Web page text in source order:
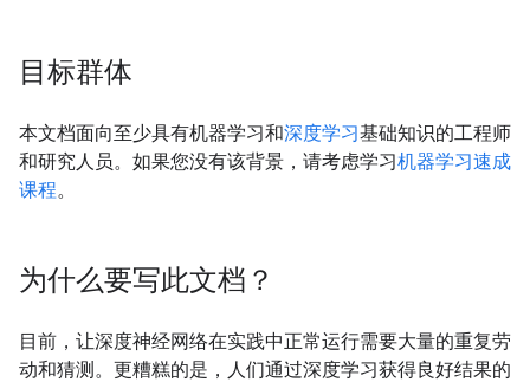
目标群体
本文档面向至少具有机器学习和深度学习基础知识的工程师
和研究人员。如果您没有该背景，请考虑学习机器学习速成
课程。
为什么要写此文档？
目前，让深度神经网络在实践中正常运行需要大量的重复劳
动和猜测。更糟糕的是，人们通过深度学习获得良好结果的